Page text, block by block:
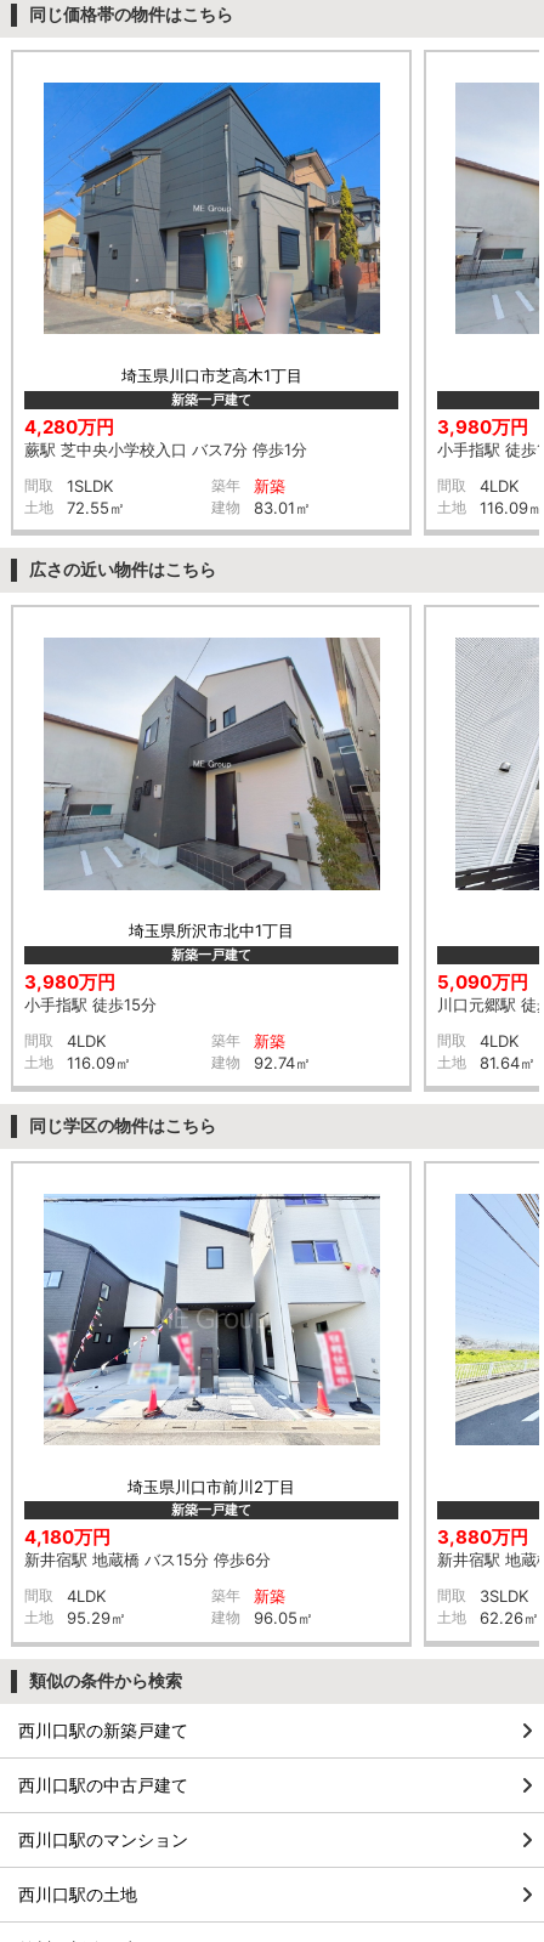
同じ価格帯の物件はこちら
埼玉県川口市芝高木1丁目
新築一戸建て
4,280万円
蕨駅 芝中央小学校入口 バス7分 停歩1分
間取 1SLDK 築年 新築
土地 72.55㎡ 建物 83.01㎡
3,980万円
小手指駅 徒歩
間取 4LDK
土地 116.09㎡
広さの近い物件はこちら
埼玉県所沢市北中1丁目
新築一戸建て
3,980万円
小手指駅 徒歩15分
間取 4LDK 築年 新築
土地 116.09㎡ 建物 92.74㎡
5,090万円
川口元郷駅 徒
間取 4LDK
土地 81.64㎡
同じ学区の物件はこちら
埼玉県川口市前川2丁目
新築一戸建て
4,180万円
新井宿駅 地蔵橋 バス15分 停歩6分
間取 4LDK 築年 新築
土地 95.29㎡ 建物 96.05㎡
3,880万円
新井宿駅 地蔵
間取 3SLDK
土地 62.26㎡
類似の条件から検索
西川口駅の新築戸建て
西川口駅の中古戸建て
西川口駅のマンション
西川口駅の土地